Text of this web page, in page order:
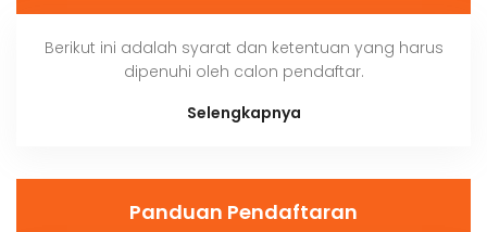
Berikut ini adalah syarat dan ketentuan yang harus
dipenuhi oleh calon pendaftar.
Selengkapnya
Panduan Pendaftaran